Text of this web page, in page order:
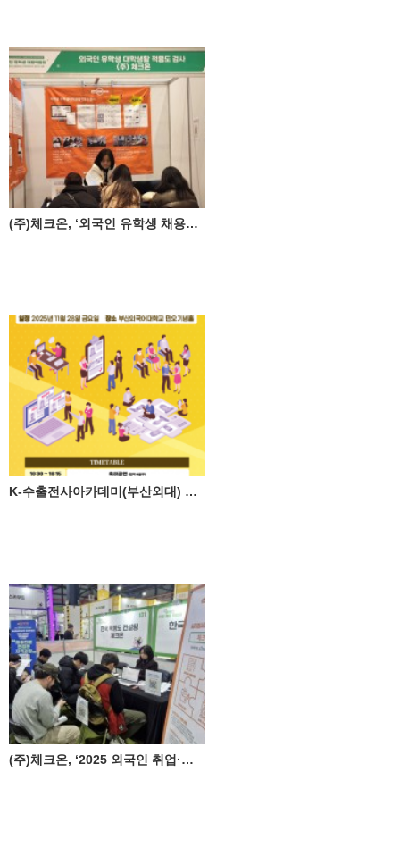
(주)체크온, ‘외국인 유학생 채용박람회' 성료 ♥
K-수출전사아카데미(부산외대) 글로벌 인재 취업 선도대학(경성대) 체크온, 외국인 유학생 채용박람회 참여
(주)체크온, ‘2025 외국인 취업·채용 박람회’ 성료 ♥